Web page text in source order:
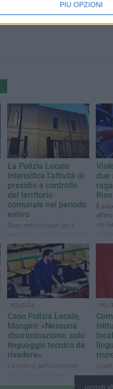
PIÙ OPZIONI
La Polizia Locale
intensifica l’attività di
presidio e controllo
del territorio
comunale nel periodo
estivo
Reso noto il report per il
due
È
via
POLITICA
Caso Polizia Locale,
Mangini: «Nessuna
discriminazione, solo
linguaggio tecnico da
rivedere»
La replica dell'assessore
istituzionale alla nota di
Il
Iscriviti